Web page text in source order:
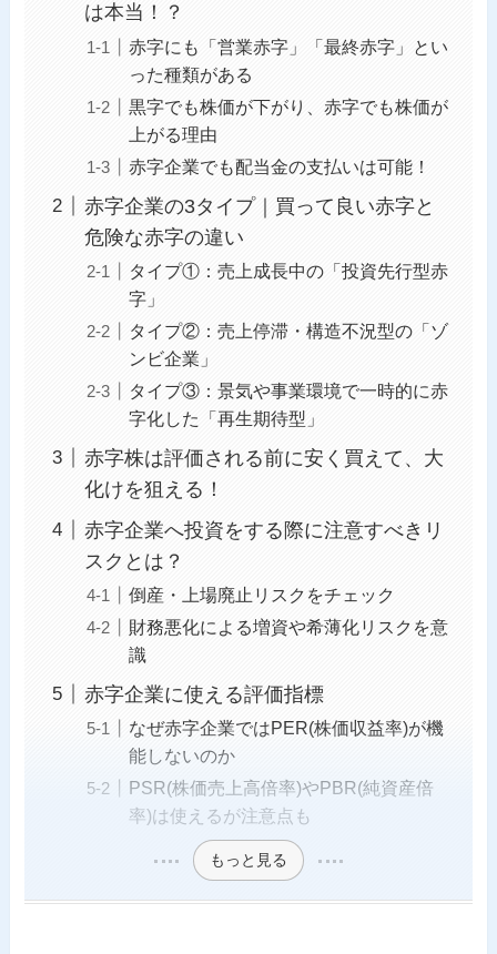
は本当！？
赤字にも「営業赤字」「最終赤字」とい
った種類がある
黒字でも株価が下がり、赤字でも株価が
上がる理由
赤字企業でも配当金の支払いは可能！
赤字企業の3タイプ｜買って良い赤字と
危険な赤字の違い
タイプ①：売上成長中の「投資先行型赤
字」
タイプ②：売上停滞・構造不況型の「ゾ
ンビ企業」
タイプ③：景気や事業環境で一時的に赤
字化した「再生期待型」
赤字株は評価される前に安く買えて、大
化けを狙える！
赤字企業へ投資をする際に注意すべきリ
スクとは？
倒産・上場廃止リスクをチェック
財務悪化による増資や希薄化リスクを意
識
赤字企業に使える評価指標
なぜ赤字企業ではPER(株価収益率)が機
能しないのか
PSR(株価売上高倍率)やPBR(純資産倍
率)は使えるが注意点も
もっと見る